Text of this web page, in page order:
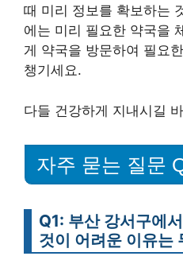
때 미리 정보를 확보하는
에는 미리 필요한 약국을
게 약국을 방문하여 필요
챙기세요.
다들 건강하게 지내시길
자주 묻는 질문
Q1: 부산 강서구에
것이 어려운 이유는